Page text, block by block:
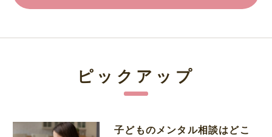
ピックアップ
子どものメンタル相談はどこ